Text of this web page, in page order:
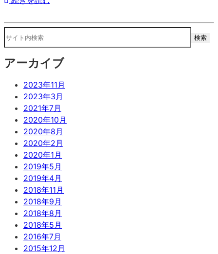
アーカイブ
2023年11月
2023年3月
2021年7月
2020年10月
2020年8月
2020年2月
2020年1月
2019年5月
2019年4月
2018年11月
2018年9月
2018年8月
2018年5月
2016年7月
2015年12月